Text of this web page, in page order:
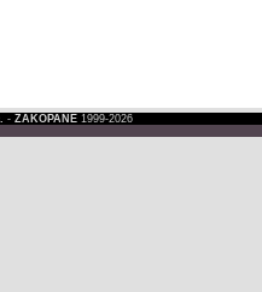
- ZAKOPANE1999-2026